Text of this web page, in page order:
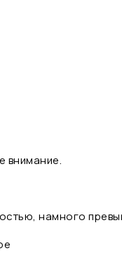
внимание.
намного